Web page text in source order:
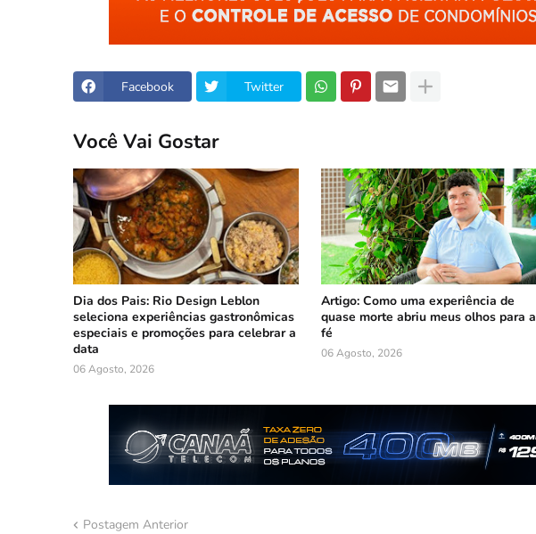
Facebook Twitter
Você Vai Gostar
Dia dos Pais: Rio Design Leblon
seleciona experiências gastronômicas
especiais e promoções para celebrar a
data
06 Agosto, 2026
Artigo: Como uma experiência de
quase morte abriu meus olhos para a
fé
06 Agosto, 2026
Postagem Anterior